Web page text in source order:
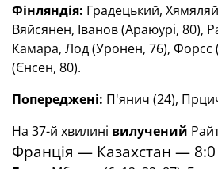
Фінляндія: Градецький,
Вяйсянен, Іванов (Араюурі, 80),
Камара, Лод (Уронен, 76), Форсс
(Єнсен, 80).
Попереджені: П'янич (24),
На 37-й хвилині вилучений
Франція — Казахстан — 8:0